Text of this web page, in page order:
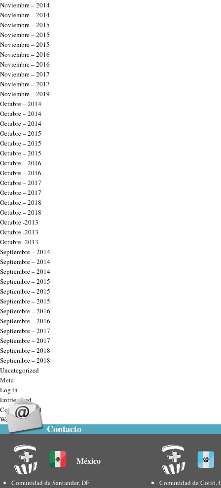
Noviembre – 2014
Noviembre – 2014
Noviembre – 2015
Noviembre – 2015
Noviembre – 2015
Noviembre – 2016
Noviembre – 2016
Noviembre – 2017
Noviembre – 2017
Noviembre – 2019
Octubre – 2014
Octubre – 2014
Octubre – 2014
Octubre – 2015
Octubre – 2015
Octubre – 2015
Octubre – 2016
Octubre – 2016
Octubre – 2017
Octubre – 2017
Octubre – 2018
Octubre – 2018
Octubre -2013
Octubre -2013
Octubre -2013
Septiembre – 2014
Septiembre – 2014
Septiembre – 2014
Septiembre – 2015
Septiembre – 2015
Septiembre – 2015
Septiembre – 2016
Septiembre – 2016
Septiembre – 2017
Septiembre – 2017
Septiembre – 2018
Septiembre – 2018
Uncategorized
Meta
Log in
Entries feed
Comments feed
WordPress.org
Contacto
México
Comunidad de Santander, DF
Comunidad de Cotió,